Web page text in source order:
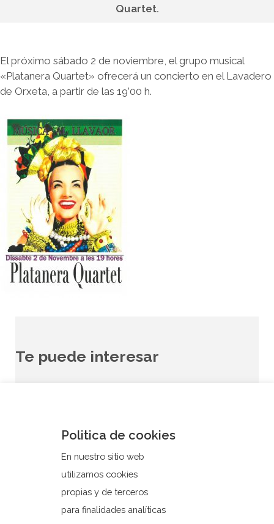
Quartet.
El próximo sábado 2 de noviembre, el grupo musical
«Platanera Quartet» ofrecerá un concierto en el Lavadero
de Orxeta, a partir de las 19’00 h.
Te puede interesar
Escape Room en Orxeta.
Politica de cookies
En nuestro sitio web
utilizamos cookies
propias y de terceros
para finalidades analíticas